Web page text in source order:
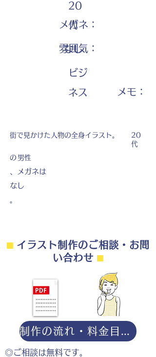
20
代
メガネ：
なし
雰囲気：
ビジ
ネス
​メモ：
街で見かけた人物の全身イラスト。
20
代
の 男性
、メガネは
なし
。
⬛︎イラスト制作のご相談・お問
い合わせ ⬛︎
◎ご相談は無料です。